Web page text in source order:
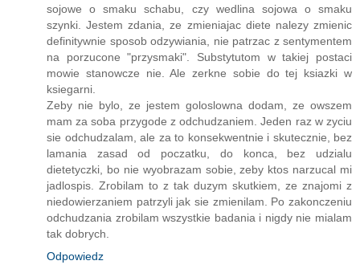
sojowe o smaku schabu, czy wedlina sojowa o smaku
szynki. Jestem zdania, ze zmieniajac diete nalezy zmienic
definitywnie sposob odzywiania, nie patrzac z sentymentem
na porzucone "przysmaki". Substytutom w takiej postaci
mowie stanowcze nie. Ale zerkne sobie do tej ksiazki w
ksiegarni.
Zeby nie bylo, ze jestem goloslowna dodam, ze owszem
mam za soba przygode z odchudzaniem. Jeden raz w zyciu
sie odchudzalam, ale za to konsekwentnie i skutecznie, bez
lamania zasad od poczatku, do konca, bez udzialu
dietetyczki, bo nie wyobrazam sobie, zeby ktos narzucal mi
jadlospis. Zrobilam to z tak duzym skutkiem, ze znajomi z
niedowierzaniem patrzyli jak sie zmienilam. Po zakonczeniu
odchudzania zrobilam wszystkie badania i nigdy nie mialam
tak dobrych.
Odpowiedz